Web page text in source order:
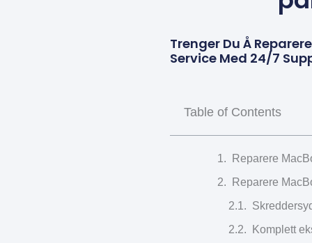
Trenger Du Å
Service Med 24/7
Table of Contents
Reparere
Reparere
Komplett